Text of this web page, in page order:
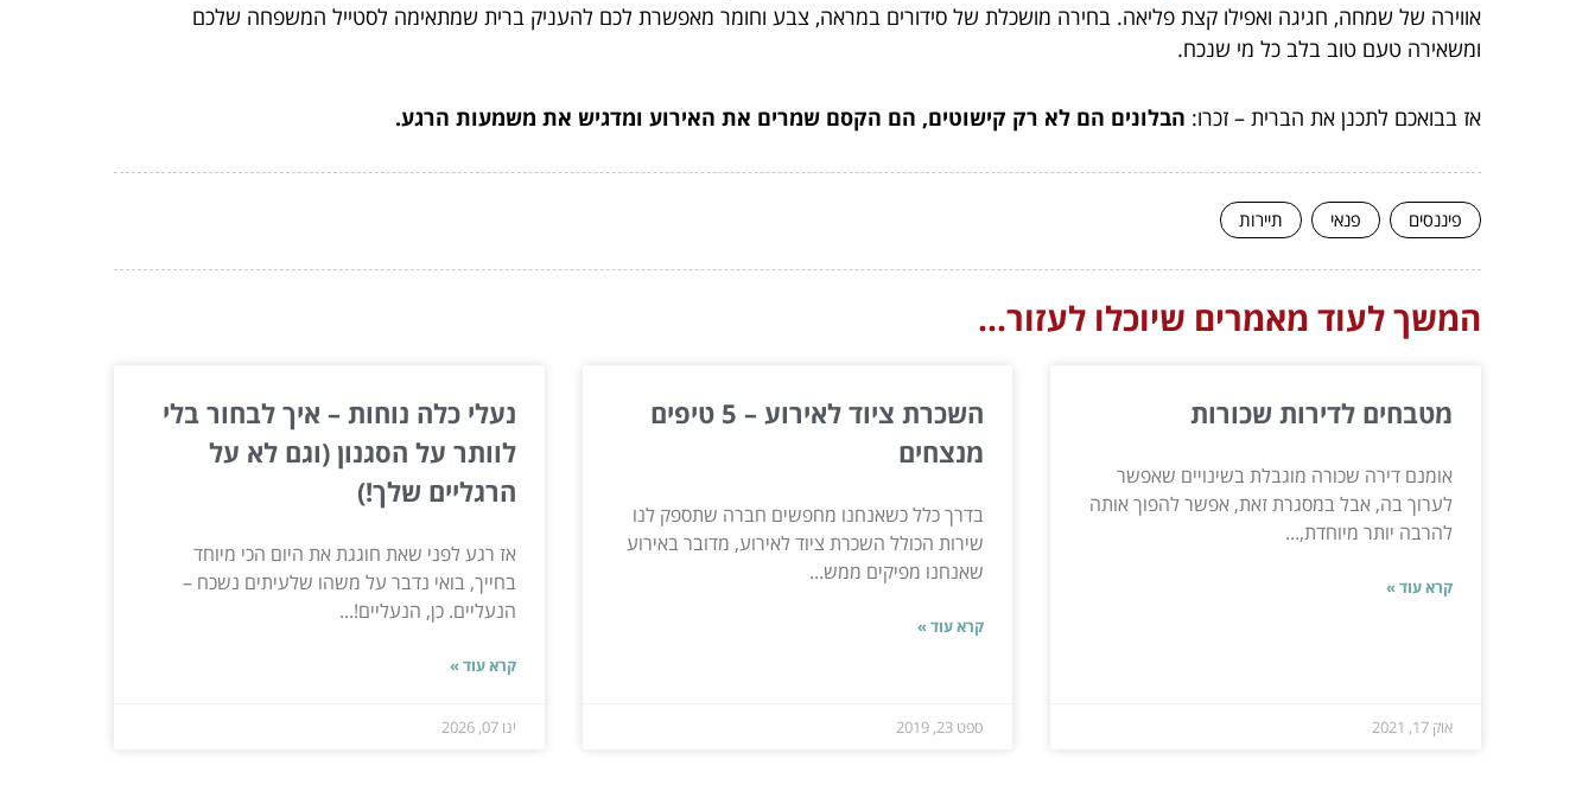
אווירה של שמחה, חגיגה ואפילו קצת פליאה. בחירה מושכלת של סידורים במראה, צבע וחומר מאפשרת לכם להעניק ברית שמתאימה לסטייל המשפחה שלכם
ומשאירה טעם טוב בלב כל מי שנכח.
אז בבואכם לתכנן את הברית – זכרו: הבלונים הם לא רק קישוטים, הם הקסם שמרים את האירוע ומדגיש את משמעות הרגע.
פיננסים פנאי תיירות
המשך לעוד מאמרים שיוכלו לעזור...
מטבחים לדירות שכורות
אומנם דירה שכורה מוגבלת בשינויים שאפשר
לערוך בה, אבל במסגרת זאת, אפשר להפוך אותה
להרבה יותר מיוחדת,...
קרא עוד »
אוק 17, 2021
השכרת ציוד לאירוע – 5 טיפים
מנצחים
בדרך כלל כשאנחנו מחפשים חברה שתספק לנו
שירות הכולל השכרת ציוד לאירוע, מדובר באירוע
שאנחנו מפיקים ממש...
קרא עוד »
ספט 23, 2019
נעלי כלה נוחות – איך לבחור בלי
לוותר על הסגנון (וגם לא על
הרגליים שלך!)
אז רגע לפני שאת חוגגת את היום הכי מיוחד
בחייך, בואי נדבר על משהו שלעיתים נשכח –
הנעליים. כן, הנעליים!...
קרא עוד »
ינו 07, 2026